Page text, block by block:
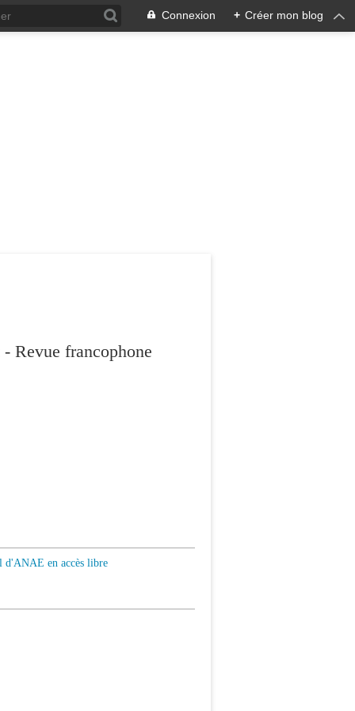
Connexion + Créer mon blog
Revue francophone
en accès libre